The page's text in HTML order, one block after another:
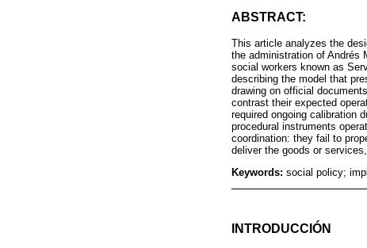
ABSTRACT:
This article analyzes the
the administration of Andrés
social workers known as
describing the model that
drawing on official
contrast their expected
required ongoing calibration
procedural instruments
coordination: they fail to
deliver the goods or
Keywords: social policy;
INTRODUCCIÓN